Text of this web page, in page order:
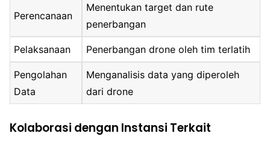
Perencanaan
Menentukan target dan rute
penerbangan
Pelaksanaan Penerbangan drone oleh tim terlatih
Pengolahan
Data
Menganalisis data yang diperoleh
dari drone
Kolaborasi dengan Instansi Terkait